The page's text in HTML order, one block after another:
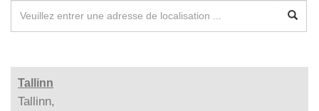
Tallinn
Tallinn,